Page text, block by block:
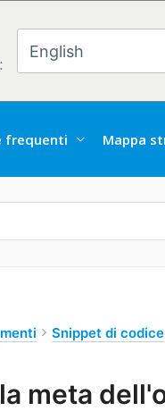
English
frequenti Mappa
Snippet di codice
meta